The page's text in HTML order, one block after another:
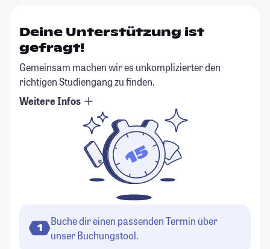
Deine Unterstützung ist
gefragt!
Gemeinsam machen wir es unkomplizierter den
richtigen Studiengang zu finden.
Weitere Infos
1
Buche dir einen passenden Termin über
unser Buchungstool.